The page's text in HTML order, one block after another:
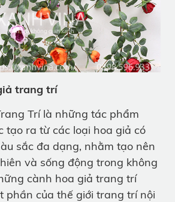
trang trí
Trí là những tác phẩm
tạo ra từ các loại hoa giả có
sắc đa dạng, nhằm tạo nên
và sống động trong không
cành hoa giả trang trí
phần của thế giới trang trí nội